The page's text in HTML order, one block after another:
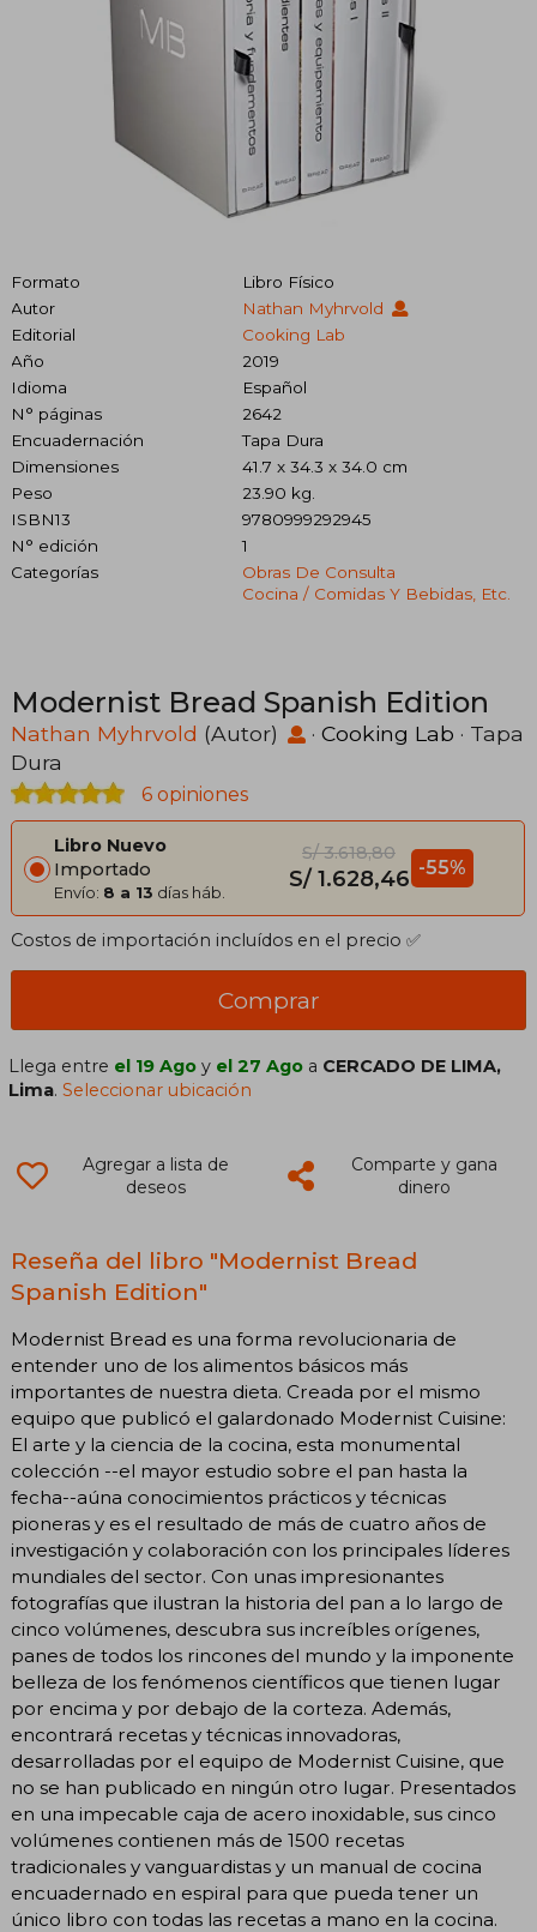
Formato
Libro Físico
Autor
Nathan Myhrvold
Editorial
Cooking Lab
Año
2019
Idioma
Español
N° páginas
2642
Encuadernación
Tapa Dura
Dimensiones
41.7 x 34.3 x 34.0 cm
Peso
23.90 kg.
ISBN13
9780999292945
N° edición
1
Categorías
Obras De Consulta
Cocina / Comidas Y Bebidas, Etc.
Modernist Bread Spanish Edition
Nathan Myhrvold (Autor) · Cooking Lab · Tapa
Dura
6 opiniones
Libro Nuevo
Importado
Envío: 8 a 13 días háb.
S/ 3.618,80
S/ 1.628,46 -55%
Costos de importación incluídos en el precio ✅
Comprar
Llega entre el 19 Ago y el 27 Ago a CERCADO DE LIMA,
Lima.Seleccionar ubicación
Agregar a lista de
deseos
Comparte y gana
dinero
Reseña del libro "Modernist Bread
Spanish Edition"
Modernist Bread es una forma revolucionaria de
entender uno de los alimentos básicos más
importantes de nuestra dieta. Creada por el mismo
equipo que publicó el galardonado Modernist Cuisine:
El arte y la ciencia de la cocina, esta monumental
colección --el mayor estudio sobre el pan hasta la
fecha--aúna conocimientos prácticos y técnicas
pioneras y es el resultado de más de cuatro años de
investigación y colaboración con los principales líderes
mundiales del sector. Con unas impresionantes
fotografías que ilustran la historia del pan a lo largo de
cinco volúmenes, descubra sus increíbles orígenes,
panes de todos los rincones del mundo y la imponente
belleza de los fenómenos científicos que tienen lugar
por encima y por debajo de la corteza. Además,
encontrará recetas y técnicas innovadoras,
desarrolladas por el equipo de Modernist Cuisine, que
no se han publicado en ningún otro lugar. Presentados
en una impecable caja de acero inoxidable, sus cinco
volúmenes contienen más de 1500 recetas
tradicionales y vanguardistas y un manual de cocina
encuadernado en espiral para que pueda tener un
único libro con todas las recetas a mano en la cocina.